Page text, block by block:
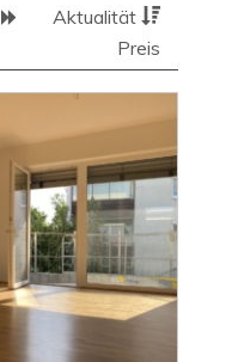
Aktualität
Preis